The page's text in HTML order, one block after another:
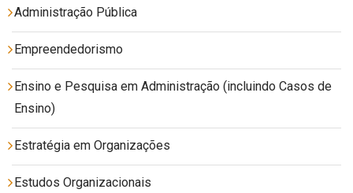
Administração Pública
Empreendedorismo
Ensino e Pesquisa em Administração (incluindo Casos de
Ensino)
Estratégia em Organizações
Estudos Organizacionais